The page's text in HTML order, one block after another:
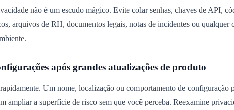
não é um escudo mágico. Evite colar senhas, chaves de API,
arquivos de RH, documentos legais, notas de incidentes ou
após grandes atualizações de produto
Um nome, localização ou comportamento de configuração
ampliar a superfície de risco sem que você perceba. Reexamine